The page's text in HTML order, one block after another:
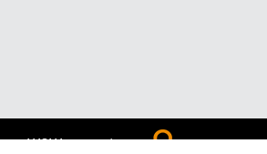
התשלום באתר WOW מאובטח בטכנולוגית SSL